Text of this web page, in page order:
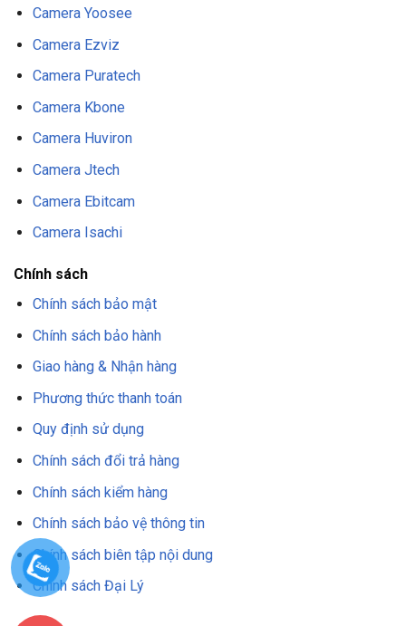
Camera Yoosee
Camera Ezviz
Camera Puratech
Camera Kbone
Camera Huviron
Camera Jtech
Camera Ebitcam
Camera Isachi
Chính sách
Chính sách bảo mật
Chính sách bảo hành
Giao hàng & Nhận hàng
Phương thức thanh toán
Quy định sử dụng
Chính sách đổi trả hàng
Chính sách kiểm hàng
Chính sách bảo vệ thông tin
Chính sách biên tập nội dung
Chính sách Đại Lý